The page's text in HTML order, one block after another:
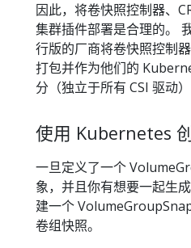
因此，将卷快照控制器、
集群插件部署是合理的。
行版的厂商将卷快照控制
打包并作为他们的
分（独立于所有 CSI 驱动）
使用 Kubernetes
一旦定义了一个
象，并且你有想要一起生
建一个
卷组快照。